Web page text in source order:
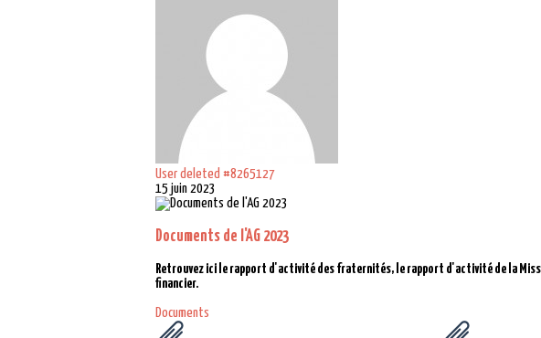
User deleted #8265127
15 juin 2023
Documents de l'AG 2023
Retrouvez ici le rapport d'activité des fraternités, le rapport d'activité de la
financier.
Documents